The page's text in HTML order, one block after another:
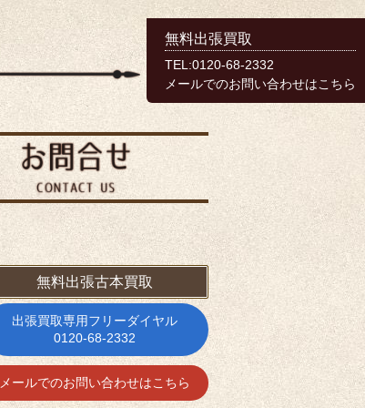
無料出張古本買取
出張買取専用フリーダイヤル
0120-68-2332
メールでのお問い合わせはこちら
無料出張買取
TEL:0120-68-2332
メールでのお問い合わせはこちら